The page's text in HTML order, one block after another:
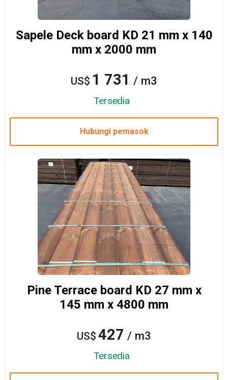
Sapele Deck board KD 21 mm x 140
mm x 2000 mm
US$ 1 731 / m3
Tersedia
Hubungi pemasok
Pine Terrace board KD 27 mm x
145 mm x 4800 mm
US$ 427 / m3
Tersedia